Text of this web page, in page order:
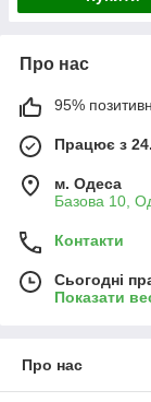
Про нас
95%
Працює з
м. Одеса
Базова 10,
Контакти
Сьогодні
Показати
Про нас